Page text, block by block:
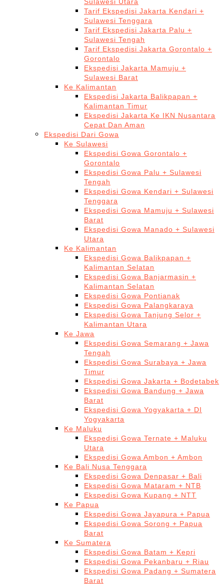
Tarif Ekspedisi Jakarta Kendari +
Sulawesi Tenggara
Tarif Ekspedisi Jakarta Palu +
Sulawesi Tengah
Tarif Ekspedisi Jakarta Gorontalo +
Gorontalo
Ekspedisi Jakarta Mamuju +
Sulawesi Barat
Ke Kalimantan
Ekspedisi Jakarta Balikpapan +
Kalimantan Timur
Ekspedisi Jakarta Ke IKN Nusantara
Cepat Dan Aman
Ekspedisi Dari Gowa
Ke Sulawesi
Ekspedisi Gowa Gorontalo +
Gorontalo
Ekspedisi Gowa Palu + Sulawesi
Tengah
Ekspedisi Gowa Kendari + Sulawesi
Tenggara
Ekspedisi Gowa Mamuju + Sulawesi
Barat
Ekspedisi Gowa Manado + Sulawesi
Utara
Ke Kalimantan
Ekspedisi Gowa Balikpapan +
Kalimantan Selatan
Ekspedisi Gowa Banjarmasin +
Kalimantan Selatan
Ekspedisi Gowa Pontianak
Ekspedisi Gowa Palangkaraya
Ekspedisi Gowa Tanjung Selor +
Kalimantan Utara
Ke Jawa
Ekspedisi Gowa Semarang + Jawa
Tengah
Ekspedisi Gowa Surabaya + Jawa
Timur
Ekspedisi Gowa Jakarta + Bodetabek
Ekspedisi Gowa Bandung + Jawa
Barat
Ekspedisi Gowa Yogyakarta + DI
Yogyakarta
Ke Maluku
Ekspedisi Gowa Ternate + Maluku
Utara
Ekspedisi Gowa Ambon + Ambon
Ke Bali Nusa Tenggara
Ekspedisi Gowa Denpasar + Bali
Ekspedisi Gowa Mataram + NTB
Ekspedisi Gowa Kupang + NTT
Ke Papua
Ekspedisi Gowa Jayapura + Papua
Ekspedisi Gowa Sorong + Papua
Barat
Ke Sumatera
Ekspedisi Gowa Batam + Kepri
Ekspedisi Gowa Pekanbaru + Riau
Ekspedisi Gowa Padang + Sumatera
Barat